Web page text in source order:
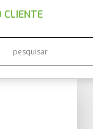
CLIENTE